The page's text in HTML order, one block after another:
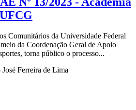
Comunitários da Universidade Federal
da Coordenação Geral de Apoio
torna público o processo...
Ferreira de Lima